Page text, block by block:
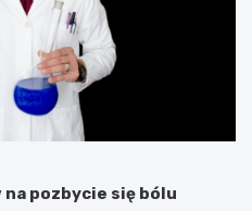
na pozbycie się bólu